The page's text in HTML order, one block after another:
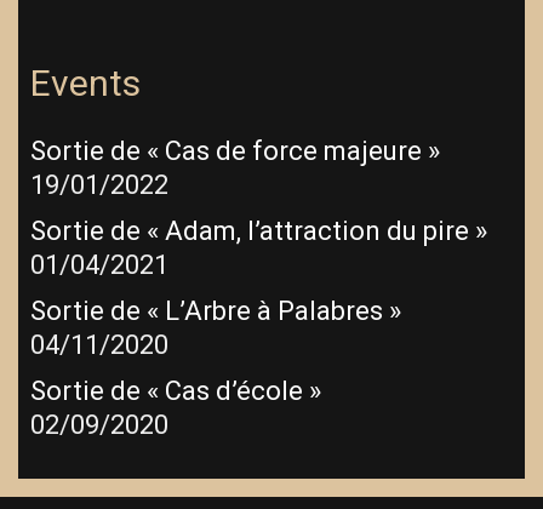
Events
Sortie de « Cas de force majeure »
19/01/2022
Sortie de « Adam, l’attraction du pire »
01/04/2021
Sortie de « L’Arbre à Palabres »
04/11/2020
Sortie de « Cas d’école »
02/09/2020